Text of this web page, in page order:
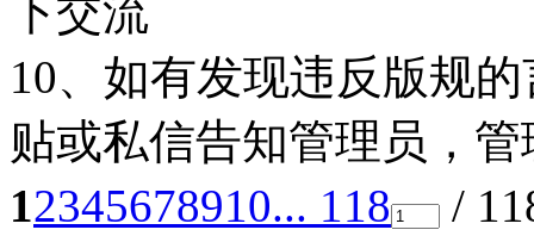
下交流
10、如有发现违反版规
贴或私信告知管理员，
12345678910... 118 /